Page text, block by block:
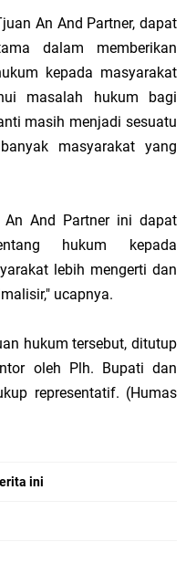
An And Partner, dapat
dalam memberikan
kepada masyarakat
masalah hukum bagi
masih menjadi sesuatu
masyarakat yang
An And Partner ini dapat
hukum kepada
lebih mengerti dan
ucapnya.
hukum tersebut, ditutup
oleh Plh. Bupati dan
representatif. (Humas
ini